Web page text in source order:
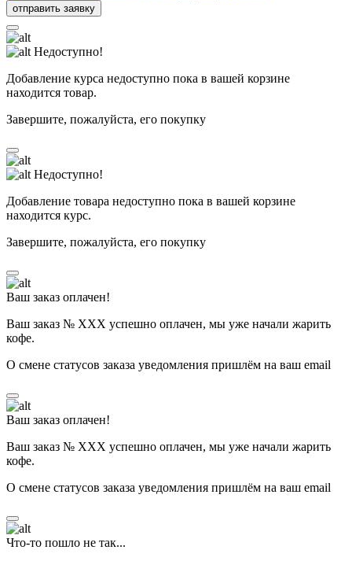
Недоступно!
Добавление курса недоступно пока в вашей корзине
находится товар.
Завершите, пожалуйста, его покупку
Недоступно!
Добавление товара недоступно пока в вашей корзине
находится курс.
Завершите, пожалуйста, его покупку
Ваш заказ оплачен!
Ваш заказ № ХХХ успешно оплачен, мы уже начали жарить
кофе.
О смене статусов заказа уведомления пришлём на ваш email
Ваш заказ оплачен!
Ваш заказ № ХХХ успешно оплачен, мы уже начали жарить
кофе.
О смене статусов заказа уведомления пришлём на ваш email
Что-то пошло не так...